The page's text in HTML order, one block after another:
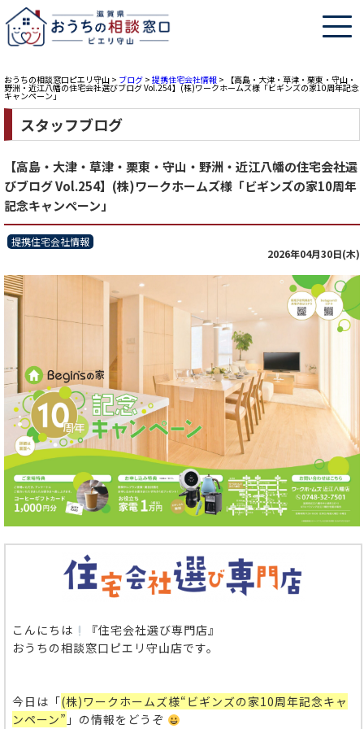
おうちの相談窓口ピエリ守山 > ブログ > 提携住宅会社情報 > 【高島・大津・草津・栗東・守山・
野洲・近江八幡の住宅会社選びブログ Vol.254】(株)ワークホームズ様「ビギンズの家10周年記念
キャンペーン」
スタッフブログ
【高島・大津・草津・栗東・守山・野洲・近江八幡の住宅会社選
びブログ Vol.254】(株)ワークホームズ様「ビギンズの家10周年
記念キャンペーン」
提携住宅会社情報
2026年04月30日(木)
こんにちは
『住宅会社選び専門店』
おうちの相談窓口ピエリ守山店です。
今日は「(株)ワークホームズ様“ビギンズの家10周年記念キャ
ンペーン” 」の情報をどうぞ